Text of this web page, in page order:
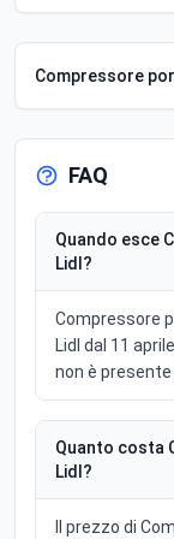
Compressore
FAQ
Quando esce
Lidl?
Compressore
Lidl dal 11
non è presente
Quanto costa
Lidl?
Il prezzo di